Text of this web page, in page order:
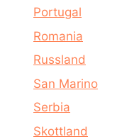
Portugal
Romania
Russland
San Marino
Serbia
Skottland